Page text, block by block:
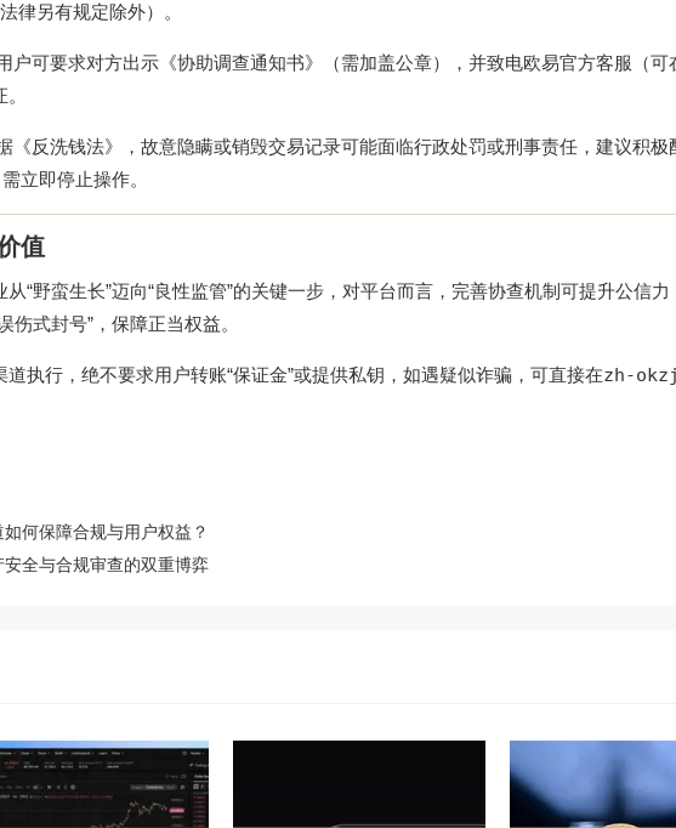
律另有规定除外）。
户可要求对方出示《协助调查通知书》（需加盖公章），并致电欧易官方客服（可
《反洗钱法》，故意隐瞒或销毁交易记录可能面临行政处罚或刑事责任，建议积极
立即停止操作。
值
“野蛮生长”迈向“良性监管”的关键一步，对平台而言，完善协查机制可提升公信
伤式封号”，保障正当权益。
执行，绝不要求用户转账“保证金”或提供私钥，如遇疑似诈骗，可直接在zh-
何保障合规与用户权益？
全与合规审查的双重博弈